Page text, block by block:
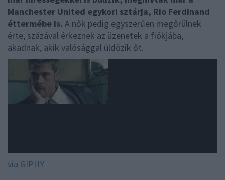
Manchester United egykori sztárja, Rio Ferdinand
éttermébe is. A nők pedig egyszerűen megőrülnek
érte, százával érkeznek az üzenetek a fiókjába,
akadnak, akik valósággal üldözik őt.
via GIPHY